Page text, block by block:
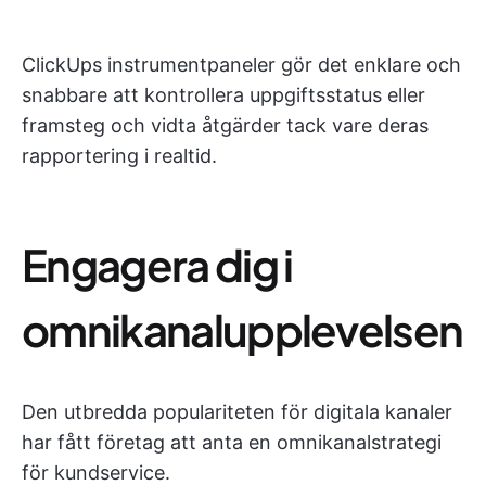
ClickUps instrumentpaneler gör det enklare och
snabbare att kontrollera uppgiftsstatus eller
framsteg och vidta åtgärder tack vare deras
rapportering i realtid.
Engagera dig i
omnikanalupplevelsen
Den utbredda populariteten för digitala kanaler
har fått företag att anta en omnikanalstrategi
för kundservice.